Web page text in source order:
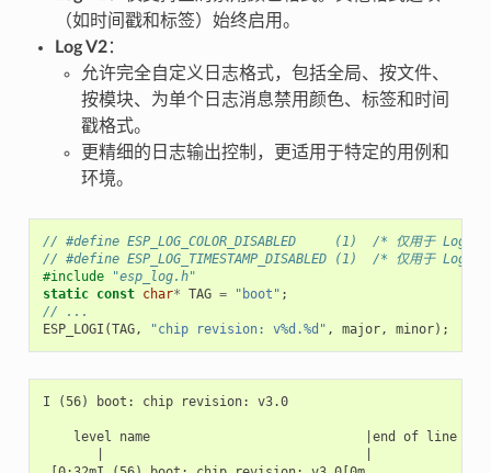
（如时间戳和标签）始终启用。
Log V2：
允许完全自定义日志格式，包括全局、按文件、
按模块、为单个日志消息禁用颜色、标签和时间
戳格式。
更精细的日志输出控制，更适用于特定的用例和
环境。
// #define ESP_LOG_COLOR_DISABLED     (1)  /* 仅用于 Log
// #define ESP_LOG_TIMESTAMP_DISABLED (1)  /* 仅用于 Log
#include
"esp_log.h"
static const char* TAG = "boot" ;
// ...
ESP_LOGI (TAG, "chip revision: v%d.%d" , major, minor);
I (56) boot: chip revision: v3.0
    level name                            |end of line